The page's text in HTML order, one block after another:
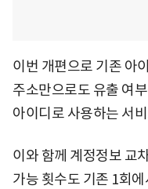
이번 개편으로 기존 아
주소만으로도 유출 여
아이디로 사용하는 서
이와 함께 계정정보 교
가능 횟수도 기존 1회